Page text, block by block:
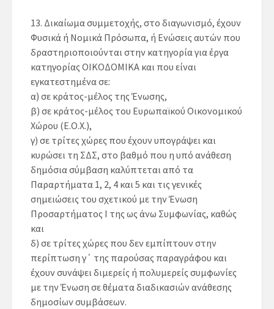
13. Δικαίωμα συμμετοχής, στο διαγωνισμό, έχουν
Φυσικά ή Νομικά Πρόσωπα, ή Ενώσεις αυτών που
δραστηριοποιούνται στην κατηγορία για έργα
κατηγορίας ΟΙΚΟΔΟΜΙΚΑ και που είναι
εγκατεστημένα σε:
α) σε κράτος-μέλος της Ένωσης,
β) σε κράτος-μέλος του Ευρωπαϊκού Οικονομικού
Χώρου (Ε.Ο.Χ.),
γ) σε τρίτες χώρες που έχουν υπογράψει και
κυρώσει τη ΣΔΣ, στο βαθμό που η υπό ανάθεση
δημόσια σύμβαση καλύπτεται από τα
Παραρτήματα 1, 2, 4 και 5 και τις γενικές
σημειώσεις του σχετικού με την Ένωση
Προσαρτήματος I της ως άνω Συμφωνίας, καθώς
και
δ) σε τρίτες χώρες που δεν εμπίπτουν στην
περίπτωση γ΄ της παρούσας παραγράφου και
έχουν συνάψει διμερείς ή πολυμερείς συμφωνίες
με την Ένωση σε θέματα διαδικασιών ανάθεσης
δημοσίων συμβάσεων.